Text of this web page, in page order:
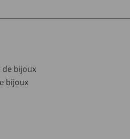
de bijoux
bijoux